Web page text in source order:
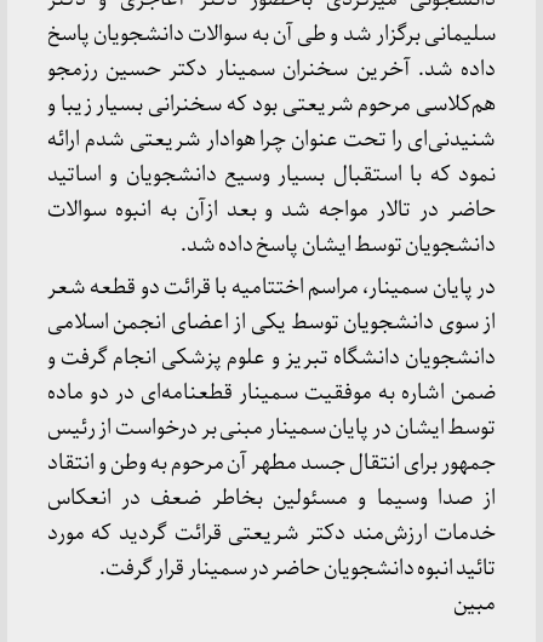
سلیمانی برگزار شد و طی آن به سوالات دانشجویان پاسخ
داده شد. آخرین سخنران سمینار دکتر حسین رزمجو
هم‌کلاسی مرحوم شریعتی بود که سخنرانی بسیار زیبا و
شنیدنی‌ای را تحت عنوان چرا هوادار شریعتی شدم ارائه
نمود که با استقبال بسیار وسیع دانشجویان و اساتید
حاضر در تالار مواجه شد و بعد ازآن به انبوه سوالات
دانشجویان توسط ایشان پاسخ داده شد.
در پایان سمینار، مراسم اختتامیه با قرائت دو قطعه شعر
از سوی دانشجویان توسط یکی از اعضای انجمن اسلامی
دانشجویان دانشگاه تبریز و علوم پزشکی انجام گرفت و
ضمن اشاره به موفقیت سمینار قطعنامه‌ای در دو ماده
توسط ایشان در پایان سمینار مبنی بر درخواست از رئیس
جمهور برای انتقال جسد مطهر آن مرحوم به وطن و انتقاد
از صدا وسیما و مسئولین بخاطر ضعف در انعکاس
خدمات ارزش‌مند دکتر شریعتی قرائت گردید که مورد
تائید انبوه دانشجویان حاضر در سمینار قرار گرفت.
مبین